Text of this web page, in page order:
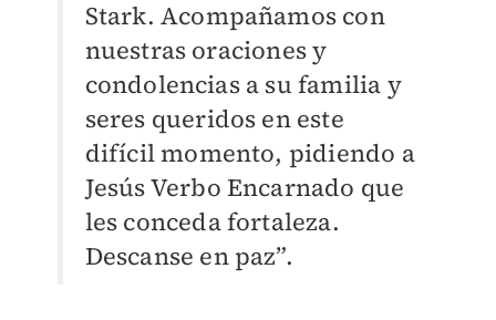
Stark. Acompañamos con
nuestras oraciones y
condolencias a su familia y
seres queridos en este
difícil momento, pidiendo a
Jesús Verbo Encarnado que
les conceda fortaleza.
Descanse en paz”.